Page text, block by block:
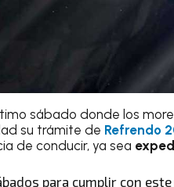
sábado donde los
su trámite de Refrendo
de conducir, ya sea
para cumplir con